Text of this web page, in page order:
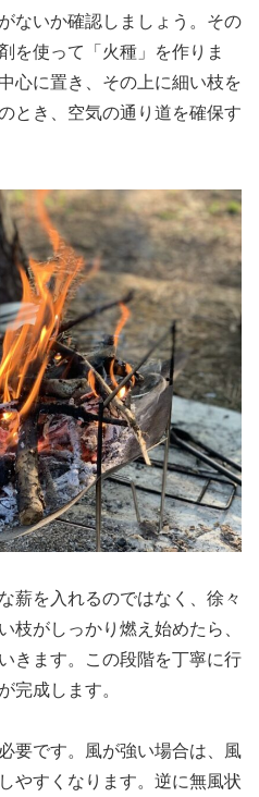
ないか確認しましょう。その
を使って「火種」を作りま
心に置き、その上に細い枝を
とき、空気の通り道を確保す
薪を入れるのではなく、徐々
枝がしっかり燃え始めたら、
きます。この段階を丁寧に行
完成します。
要です。風が強い場合は、風
やすくなります。逆に無風状